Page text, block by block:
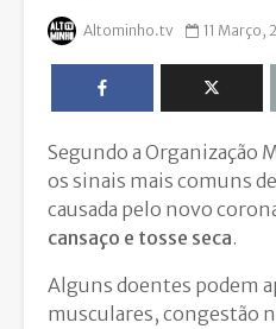
Altominho.tv 11 Março,
Segundo a Organização
os sinais mais comuns
causada pelo novo
cansaço e tosse seca.
Alguns doentes podem
musculares, congestão